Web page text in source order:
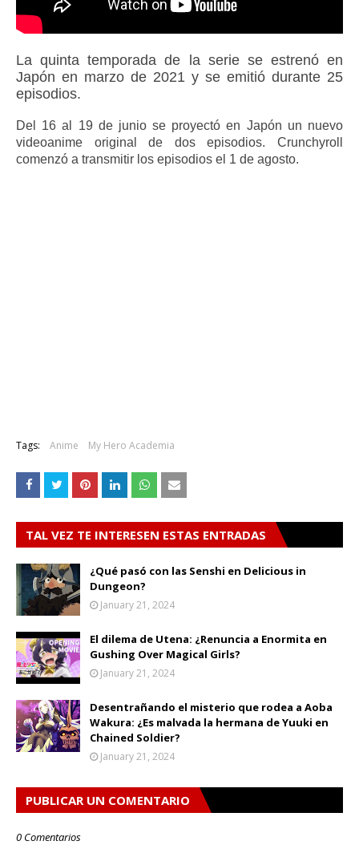
La quinta temporada de la serie se estrenó en
Japón en marzo de 2021 y se emitió durante 25
episodios.
Del 16 al 19 de junio se proyectó en Japón un nuevo
videoanime original de dos episodios. Crunchyroll
comenzó a transmitir los episodios el 1 de agosto.
Tags: Anime My Hero Academia
TAL VEZ TE INTERESEN ESTAS ENTRADAS
¿Qué pasó con las Senshi en Delicious in
Dungeon?
January 21, 2024
El dilema de Utena: ¿Renuncia a Enormita en
Gushing Over Magical Girls?
January 21, 2024
Desentrañando el misterio que rodea a Aoba
Wakura: ¿Es malvada la hermana de Yuuki en
Chained Soldier?
January 21, 2024
PUBLICAR UN COMENTARIO
0 Comentarios